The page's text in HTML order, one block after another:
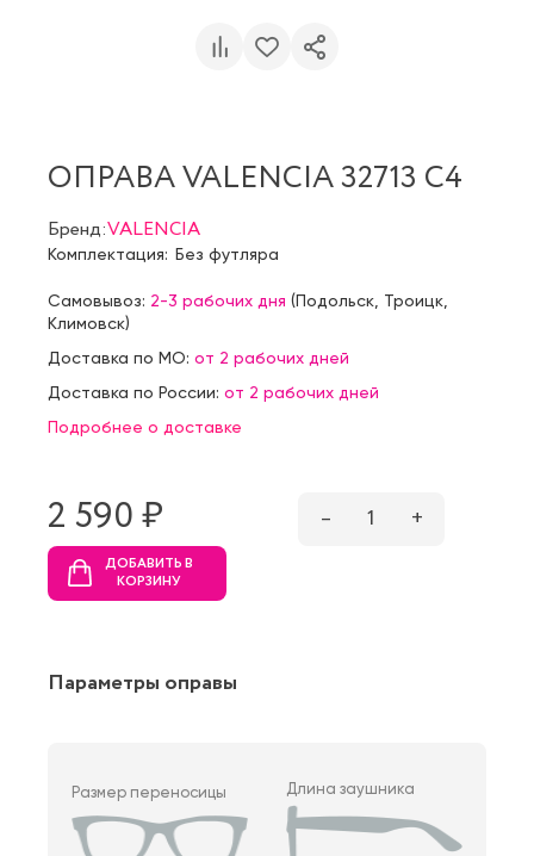
ОПРАВА VALENCIA 32713 C4
Бренд:VALENCIA
Комплектация: Без футляра
Самовывоз: 2-3 рабочих дня (Подольск Троицк
Климовск)
Доставка по МО: от 2 рабочих дней
Доставка по России: от 2 рабочих дней
Подробнее о доставке
2 590 ₷ – 1 +
ДОБАВИТЬ В
КОРЗИНУ
Параметры оправы
Размер переносицы Длина заушника